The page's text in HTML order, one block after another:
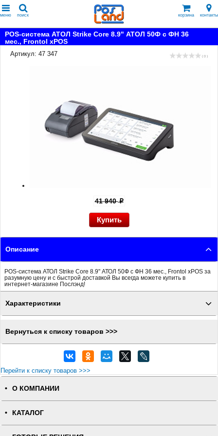
меню поиск корзина контакты
POS-система АТОЛ Strike Core 8.9" АТОЛ 50Ф с ФН 36
мес., Frontol xPOS
Артикул: 47 347
( 0 )
41 940p
Описание
POS-система АТОЛ Strike Core 8.9" АТОЛ 50Ф с ФН 36 мес., Frontol xPOS за
разумную цену и с быстрой доставкой Вы всегда можете купить в
интернет-магазине Послэнд!
Характеристики
Вернуться к списку товаров >>>
Перейти к списку товаров >>>
О КОМПАНИИ
КАТАЛОГ